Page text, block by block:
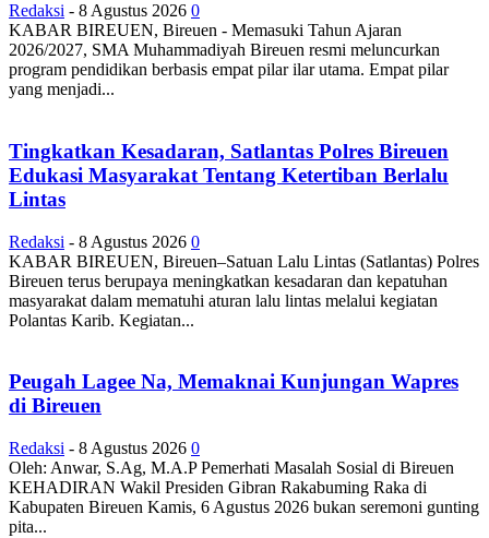
Redaksi - 8 Agustus 2026 0
KABAR BIREUEN, Bireuen - Memasuki Tahun Ajaran
2026/2027, SMA Muhammadiyah Bireuen resmi meluncurkan
program pendidikan berbasis empat pilar ilar utama. Empat pilar
yang menjadi...
Tingkatkan Kesadaran, Satlantas Polres Bireuen
Edukasi Masyarakat Tentang Ketertiban Berlalu
Lintas
Redaksi - 8 Agustus 2026 0
KABAR BIREUEN, Bireuen–Satuan Lalu Lintas (Satlantas) Polres
Bireuen terus berupaya meningkatkan kesadaran dan kepatuhan
masyarakat dalam mematuhi aturan lalu lintas melalui kegiatan
Polantas Karib. Kegiatan...
Peugah Lagee Na, Memaknai Kunjungan Wapres
di Bireuen
Redaksi - 8 Agustus 2026 0
Oleh: Anwar, S.Ag, M.A.P Pemerhati Masalah Sosial di Bireuen
KEHADIRAN Wakil Presiden Gibran Rakabuming Raka di
Kabupaten Bireuen Kamis, 6 Agustus 2026 bukan seremoni gunting
pita...